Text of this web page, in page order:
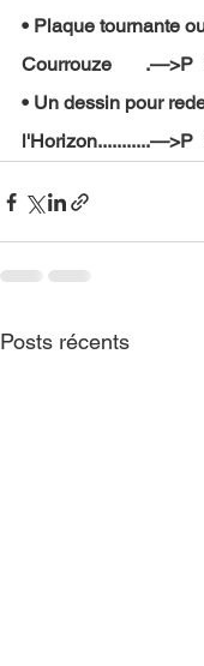
• Plaque tournante
Courrouze       .—>P
• Un dessin pour
l'Horizon...........—>P
Posts récents